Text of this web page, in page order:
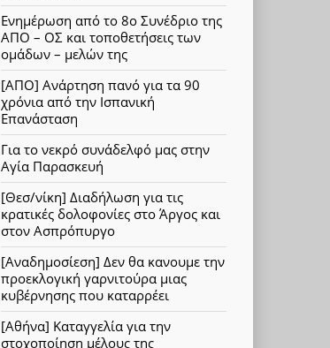
Ενημέρωση από το 8ο Συνέδριο της
ΑΠΟ – ΟΣ και τοποθετήσεις των
ομάδων – μελών της
[ΑΠΟ] Ανάρτηση πανό για τα 90
χρόνια από την Ισπανική
Επανάσταση
Για το νεκρό συνάδελφό μας στην
Αγία Παρασκευή
[Θεσ/νίκη] Διαδήλωση για τις
κρατικές δολοφονίες στο Άργος και
στον Ασπρόπυργο
[Αναδημοσίεση] Δεν θα κανουμε την
προεκλογική γαρνιτούρα μιας
κυβέρνησης που καταρρέει
[Αθήνα] Καταγγελία για την
στοχοποίηση μέλους της